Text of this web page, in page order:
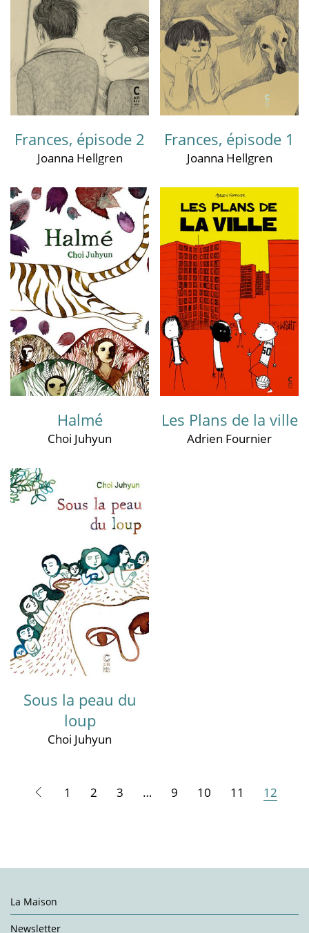
Frances, épisode 2
Joanna Hellgren
Frances, épisode 1
Joanna Hellgren
Halmé
Choi Juhyun
Les Plans de la ville
Adrien Fournier
Sous la peau du
loup
Choi Juhyun
1 2 3 … 9 10 11 12
La Maison
Newsletter